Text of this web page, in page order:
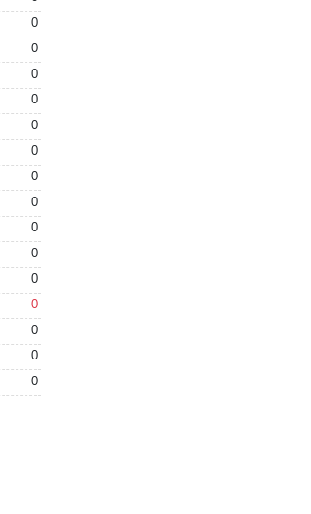
0
0
0
0
0
0
0
0
0
0
0
0
0
0
0